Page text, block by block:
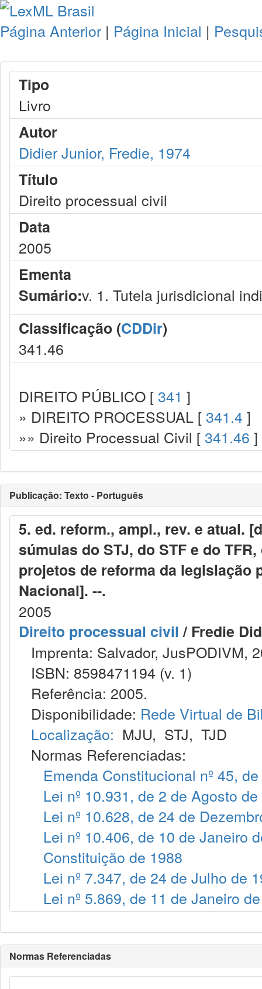
Página Anterior | Página Inicial |
Tipo
Livro
Autor
Didier Junior, Fredie, 1974
Título
Direito processual civil
Data
2005
Ementa
Sumário:v. 1. Tutela jurisdicional
Classificação (CDDir)
341.46
DIREITO PÚBLICO [ 341 ]
» DIREITO PROCESSUAL [ 341.4 ]
»» Direito Processual Civil [ 341.46 ]
Publicação: Texto - Português
5. ed. reform., ampl., rev. e atual.
súmulas do STJ, do STF e do
projetos de reforma da legislação
Nacional]. --.
2005
Direito processual civil/ Fredie
Imprenta: Salvador, JusPODIVM,
ISBN: 8598471194 (v. 1)
Referência: 2005.
Disponibilidade: Rede Virtual de
Localização: MJU, STJ, TJD
Normas Referenciadas:
Emenda Constitucional nº 45,
Lei nº 10.931, de 2 de Agosto
Lei nº 10.628, de 24 de
Lei nº 10.406, de 10 de Janeiro
Constituição de 1988
Lei nº 7.347, de 24 de Julho de
Lei nº 5.869, de 11 de Janeiro
Normas Referenciadas